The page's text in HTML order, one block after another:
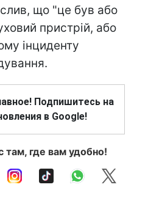
що "це був або
пристрій, або
інциденту
Подпишитесь на
в Google!
там, где вам удобно!